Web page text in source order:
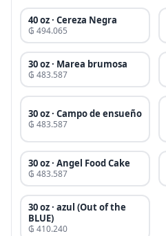
40 oz · Cereza Negra
₲ 494.065
30 oz · Marea brumosa
₲ 483.587
30 oz · Campo de ensueño
₲ 483.587
30 oz · Angel Food Cake
₲ 483.587
30 oz · azul (Out of the
BLUE)
₲ 410.240